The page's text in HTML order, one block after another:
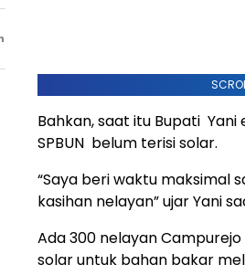
Bahkan, saat itu Bupati
SPBUN belum terisi solar.
“Saya beri waktu maksimal
kasihan nelayan” ujar Yani
Ada 300 nelayan
solar untuk bahan bakar